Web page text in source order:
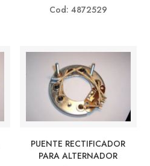
Cod: 4872529
PUENTE RECTIFICADOR
PARA ALTERNADOR